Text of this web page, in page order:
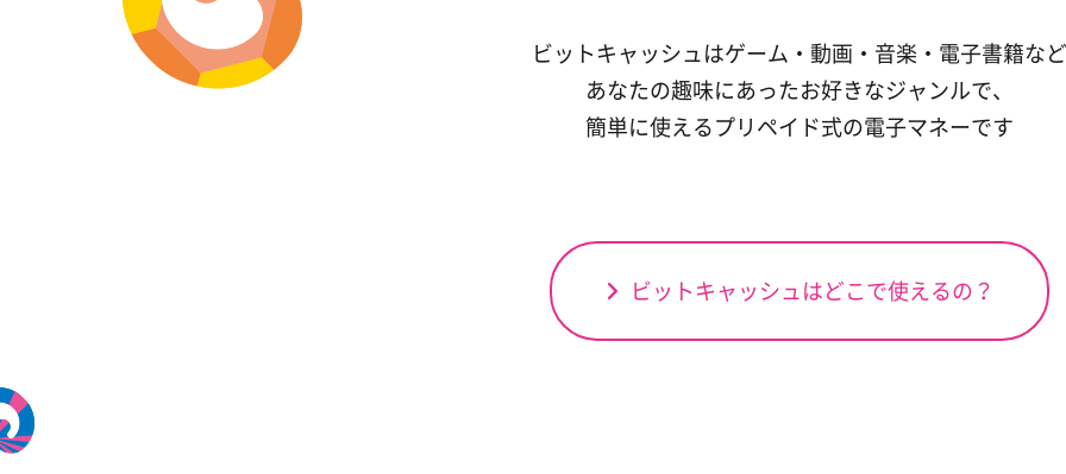
ビットキャッシュはゲーム・動画・音楽・電子書籍など
あなたの趣味にあったお好きなジャンルで、
簡単に使えるプリペイド式の電子マネーです
ビットキャッシュはどこで使えるの？